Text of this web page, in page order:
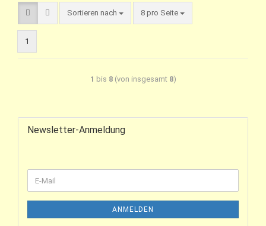
Sortieren nach 8 pro Seite
1
1 bis 8(von insgesamt 8)
Newsletter-Anmeldung
ANMELDEN